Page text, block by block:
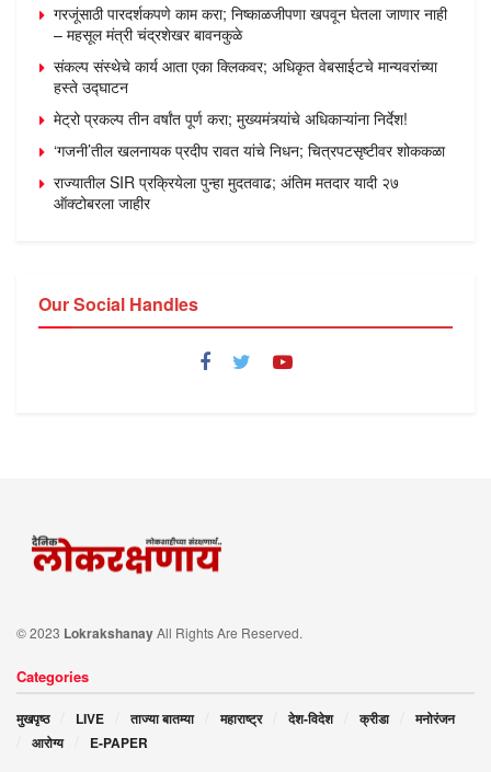
गरजूंसाठी पारदर्शकपणे काम करा; निष्काळजीपणा खपवून घेतला जाणार नाही
– महसूल मंत्री चंद्रशेखर बावनकुळे
संकल्प संस्थेचे कार्य आता एका क्लिकवर; अधिकृत वेबसाईटचे मान्यवरांच्या
हस्ते उद्घाटन
मेट्रो प्रकल्प तीन वर्षांत पूर्ण करा; मुख्यमंत्र्यांचे अधिकाऱ्यांना निर्देश!
‘गजनी’तील खलनायक प्रदीप रावत यांचे निधन; चित्रपटसृष्टीवर शोककळा
राज्यातील SIR प्रक्रियेला पुन्हा मुदतवाढ; अंतिम मतदार यादी २७
ऑक्टोबरला जाहीर
Our Social Handles
© 2023 LokrakshanayAll Rights Are Reserved.
Categories
मुखपृष्ठ LIVE ताज्या बातम्या महाराष्ट्र देश-विदेश क्रीडा
मनोरंजन
आरोग्य
E-PAPER